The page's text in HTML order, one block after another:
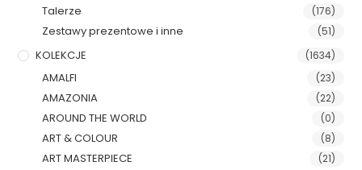
Talerze (176)
Zestawy prezentowe i inne (51)
KOLEKCJE (1634)
AMALFI (23)
AMAZONIA (22)
AROUND THE WORLD (0)
ART & COLOUR (8)
ART MASTERPIECE (21)